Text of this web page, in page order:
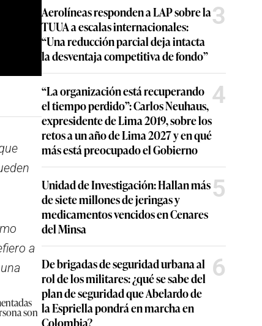
a
son
Aerolíneas responden a LAP sobre la
TUUA a escalas internacionales:
“Una reducción parcial deja intacta
la desventaja competitiva de fondo”
3
“La organización está recuperando
el tiempo perdido”: Carlos Neuhaus,
expresidente de Lima 2019, sobre los
retos a un año de Lima 2027 y en qué
más está preocupado el Gobierno
4
Unidad de Investigación: Hallan más
de siete millones de jeringas y
medicamentos vencidos en Cenares
del Minsa
5
De brigadas de seguridad urbana al
rol de los militares: ¿qué se sabe del
plan de seguridad que Abelardo de
la Espriella pondrá en marcha en
Colombia?
6